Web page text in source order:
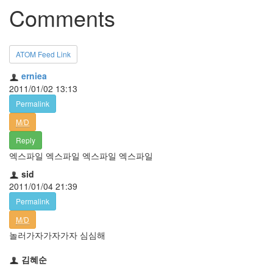
Comments
ATOM Feed Link
erniea
2011/01/02 13:13
Permalink
M/D
Reply
엑스파일 엑스파일 엑스파일 엑스파일
sid
2011/01/04 21:39
Permalink
M/D
놀러가자가자가자 심심해
김혜순